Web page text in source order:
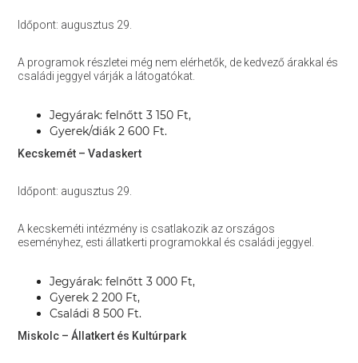
Időpont: augusztus 29.
A programok részletei még nem elérhetők, de kedvező árakkal és
családi jeggyel várják a látogatókat.
Jegyárak: felnőtt 3 150 Ft,
Gyerek/diák 2 600 Ft.
Kecskemét – Vadaskert
Időpont: augusztus 29.
A kecskeméti intézmény is csatlakozik az országos
eseményhez, esti állatkerti programokkal és családi jeggyel.
Jegyárak: felnőtt 3 000 Ft,
Gyerek 2 200 Ft,
Családi 8 500 Ft.
Miskolc – Állatkert és Kultúrpark